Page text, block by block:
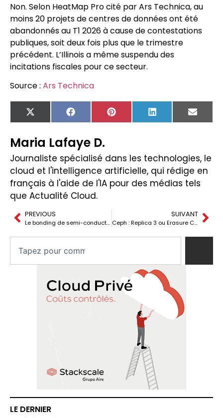
Non. Selon HeatMap Pro cité par Ars Technica, au
moins 20 projets de centres de données ont été
abandonnés au T1 2026 à cause de contestations
publiques, soit deux fois plus que le trimestre
précédent. L’Illinois a même suspendu des
incitations fiscales pour ce secteur.
Source : Ars Technica
X
(Twitter)
FacebookPinterest LinkedIn Email
Maria Lafaye D.
Journaliste spécialisé dans les technologies, le
cloud et l'intelligence artificielle, qui rédige en
français à l'aide de l'IA pour des médias tels
que Actualité Cloud.
PREVIOUS
Le bonding de semi-conducteurs s’impose avec les chiplets, l’IA et l’intégration 3D
SUIVANT
Ceph : Replica 3 ou Erasure Coding, comment choisir pour votre stockage ?
LE DERNIER